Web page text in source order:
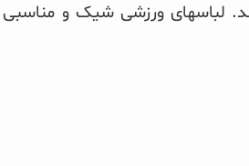
لباسهای ورزشی شیک و